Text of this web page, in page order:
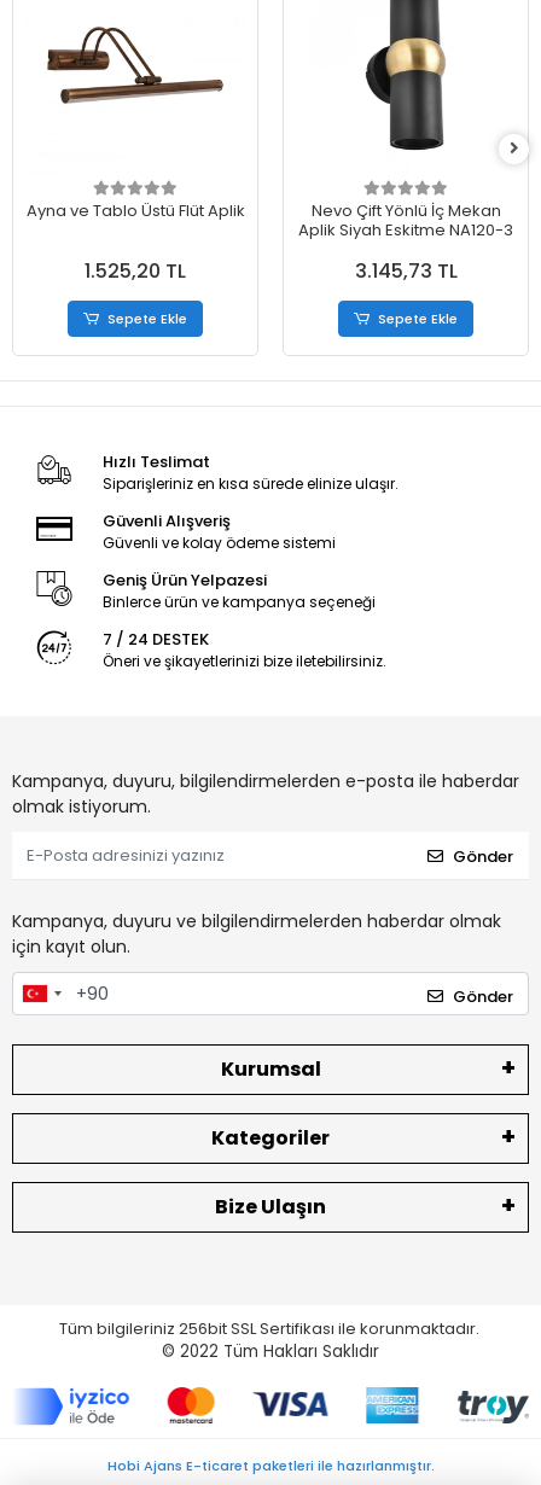
Ayna ve Tablo Üstü Flüt Aplik
1.525,20 TL
Sepete Ekle
Nevo Çift Yönlü İç Mekan
Aplik Siyah Eskitme NA120-3
3.145,73 TL
Sepete Ekle
Hızlı Teslimat
Siparişleriniz en kısa sürede elinize ulaşır.
Güvenli Alışveriş
Güvenli ve kolay ödeme sistemi
Geniş Ürün Yelpazesi
Binlerce ürün ve kampanya seçeneği
7 / 24 DESTEK
Öneri ve şikayetlerinizi bize iletebilirsiniz.
Kampanya, duyuru, bilgilendirmelerden e-posta ile haberdar
olmak istiyorum.
Gönder
Kampanya, duyuru ve bilgilendirmelerden haberdar olmak
için kayıt olun.
Gönder
Kurumsal
Kategoriler
Bize Ulaşın
Tüm bilgileriniz 256bit SSL Sertifikası ile korunmaktadır.
© 2022 Tüm Hakları Saklıdır
Hobi Ajans E-ticaret paketleri ile hazırlanmıştır.